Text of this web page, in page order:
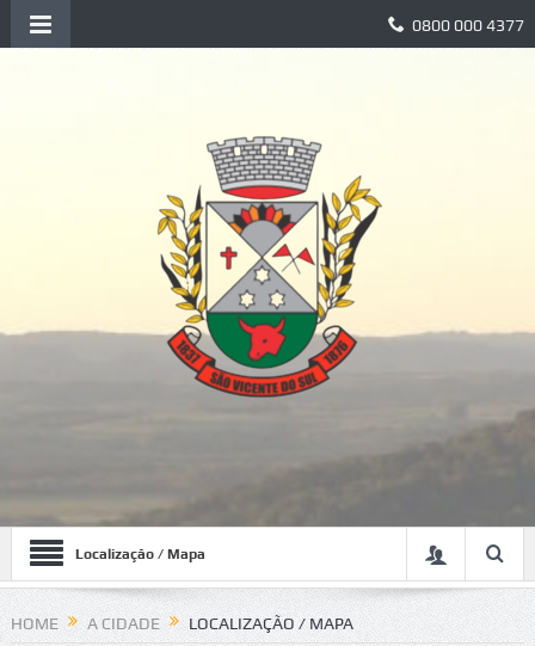
0800 000 4377
Localização / Mapa
HOME A CIDADE LOCALIZAÇÃO / MAPA